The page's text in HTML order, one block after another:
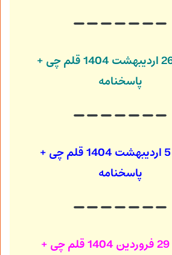
قلم چی +
پاسخنامه
قلم چی +
پاسخنامه
قلم چی +